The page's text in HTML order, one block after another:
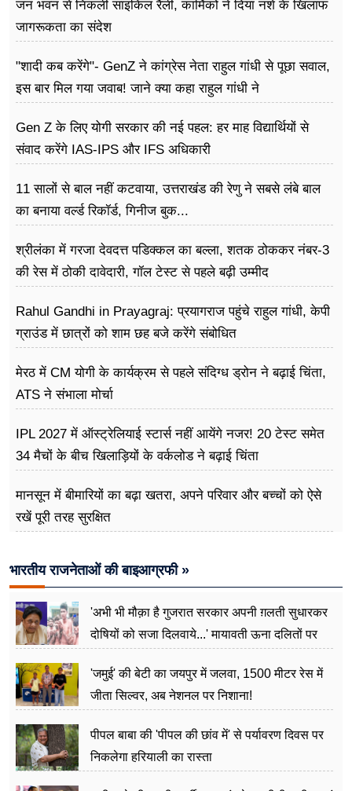
जन भवन से निकली साइकिल रैली, कार्मिकों ने दिया नशे के खिलाफ
जागरूकता का संदेश
"शादी कब करेंगे"- GenZ ने कांग्रेस नेता राहुल गांधी से पूछा सवाल,
इस बार मिल गया जवाब! जाने क्या कहा राहुल गांधी ने
Gen Z के लिए योगी सरकार की नई पहल: हर माह विद्यार्थियों से
संवाद करेंगे IAS-IPS और IFS अधिकारी
11 सालों से बाल नहीं कटवाया, उत्तराखंड की रेणु ने सबसे लंबे बाल
का बनाया वर्ल्ड रिकॉर्ड, गिनीज बुक...
श्रीलंका में गरजा देवदत्त पडिक्कल का बल्ला, शतक ठोककर नंबर-3
की रेस में ठोकी दावेदारी, गॉल टेस्ट से पहले बढ़ी उम्मीद
Rahul Gandhi in Prayagraj: प्रयागराज पहुंचे राहुल गांधी, केपी
ग्राउंड में छात्रों को शाम छह बजे करेंगे संबोधित
मेरठ में CM योगी के कार्यक्रम से पहले संदिग्ध ड्रोन ने बढ़ाई चिंता,
ATS ने संभाला मोर्चा
IPL 2027 में ऑस्ट्रेलियाई स्टार्स नहीं आयेंगे नजर! 20 टेस्ट समेत
34 मैचों के बीच खिलाड़ियों के वर्कलोड ने बढ़ाई चिंता
मानसून में बीमारियों का बढ़ा खतरा, अपने परिवार और बच्चों को ऐसे
रखें पूरी तरह सुरक्षित
भारतीय राजनेताओं की बाइआग्रफी »
'अभी भी मौक़ा है गुजरात सरकार अपनी ग़लती सुधारकर
दोषियों को सजा दिलवाये...' मायावती ऊना दलितों पर
'जमुई' की बेटी का जयपुर में जलवा, 1500 मीटर रेस में
जीता सिल्वर, अब नेशनल पर निशाना!
पीपल बाबा की 'पीपल की छांव में' से पर्यावरण दिवस पर
निकलेगा हरियाली का रास्ता